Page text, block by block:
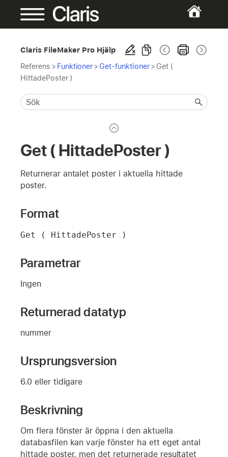
Claris FileMaker Pro Hjälp
Referens > Funktioner> Get-funktioner> Get (
HittadePoster )
Get ( HittadePoster )
Returnerar antalet poster i aktuella hittade
poster.
Format
Get ( HittadePoster )
Parametrar
Ingen
Returnerad datatyp
nummer
Ursprungsversion
6.0 eller tidigare
Beskrivning
Om flera fönster är öppna i den aktuella
databasfilen kan varje fönster ha ett eget antal
hittade poster, men det returnerade resultatet